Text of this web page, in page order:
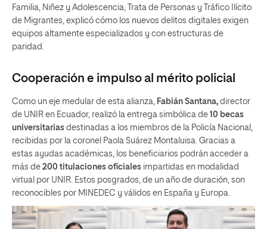
Familia, Niñez y Adolescencia, Trata de Personas y Tráfico Ilícito
de Migrantes, explicó cómo los nuevos delitos digitales exigen
equipos altamente especializados y con estructuras de
paridad.
Cooperación e impulso al mérito policial
Como un eje medular de esta alianza, Fabián Santana, director
de UNIR en Ecuador, realizó la entrega simbólica de 10 becas
universitarias destinadas a los miembros de la Policía Nacional,
recibidas por la coronel Paola Suárez Montaluisa. Gracias a
estas ayudas académicas, los beneficiarios podrán acceder a
más de 200 titulaciones oficiales impartidas en modalidad
virtual por UNIR. Estos posgrados, de un año de duración, son
reconocibles por MINEDEC y válidos en España y Europa.